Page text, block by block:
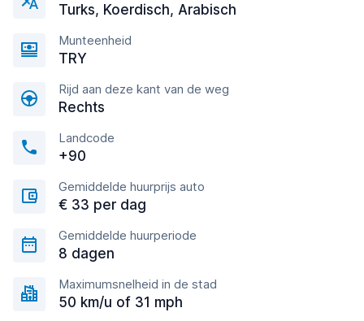
Turks, Koerdisch, Arabisch
Munteenheid
TRY
Rijd aan deze kant van de weg
Rechts
Landcode
+90
Gemiddelde huurprijs auto
€ 33 per dag
Gemiddelde huurperiode
8 dagen
Maximumsnelheid in de stad
50 km/u of 31 mph